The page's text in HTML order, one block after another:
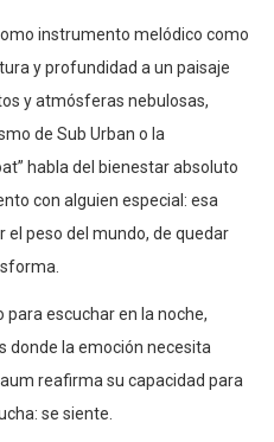
instrumento melódico como
y profundidad a un paisaje
y atmósferas nebulosas,
de Sub Urban o la
habla del bienestar absoluto
con alguien especial: esa
el peso del mundo, de quedar
escuchar en la noche,
donde la emoción necesita
reafirma su capacidad para
se siente.